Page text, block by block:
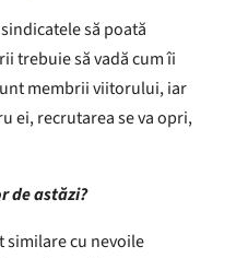
să poată
trebuie să vadă cum îi
membrii viitorului, iar
ei, recrutarea se va opri,
de astăzi?
similare cu nevoile